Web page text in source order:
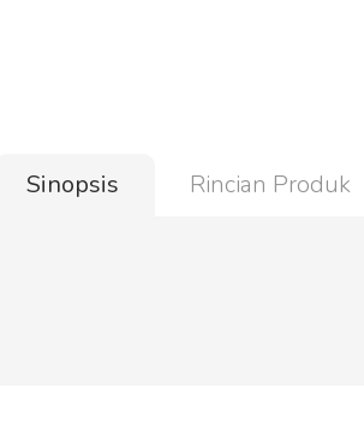
Sinopsis Rincian Produk